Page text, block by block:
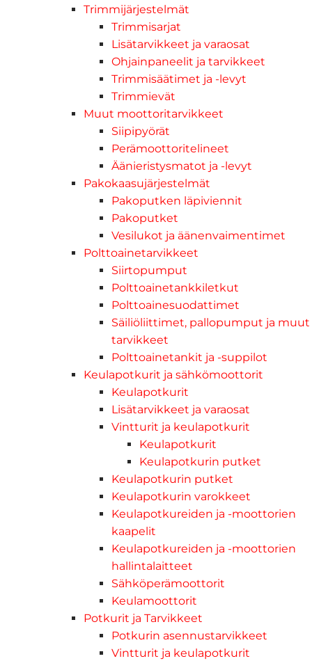
Trimmijärjestelmät
Trimmisarjat
Lisätarvikkeet ja varaosat
Ohjainpaneelit ja tarvikkeet
Trimmisäätimet ja -levyt
Trimmievät
Muut moottoritarvikkeet
Siipipyörät
Perämoottoritelineet
Äänieristysmatot ja -levyt
Pakokaasujärjestelmät
Pakoputken läpiviennit
Pakoputket
Vesilukot ja äänenvaimentimet
Polttoainetarvikkeet
Siirtopumput
Polttoainetankkiletkut
Polttoainesuodattimet
Säiliöliittimet, pallopumput ja muut
tarvikkeet
Polttoainetankit ja -suppilot
Keulapotkurit ja sähkömoottorit
Keulapotkurit
Lisätarvikkeet ja varaosat
Vintturit ja keulapotkurit
Keulapotkurit
Keulapotkurin putket
Keulapotkurin putket
Keulapotkurin varokkeet
Keulapotkureiden ja -moottorien
kaapelit
Keulapotkureiden ja -moottorien
hallintalaitteet
Sähköperämoottorit
Keulamoottorit
Potkurit ja Tarvikkeet
Potkurin asennustarvikkeet
Vintturit ja keulapotkurit